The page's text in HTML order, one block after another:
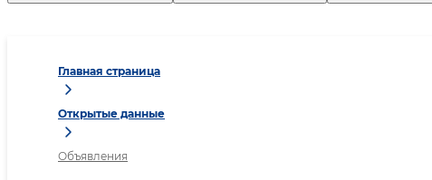
Главная страница
Открытые данные
Объявления